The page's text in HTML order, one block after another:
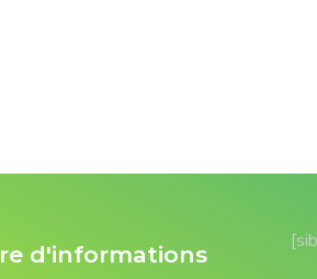
d'informations